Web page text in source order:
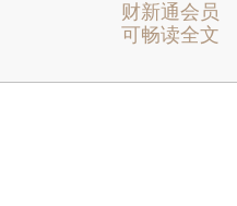
财新通会员
可畅读全文